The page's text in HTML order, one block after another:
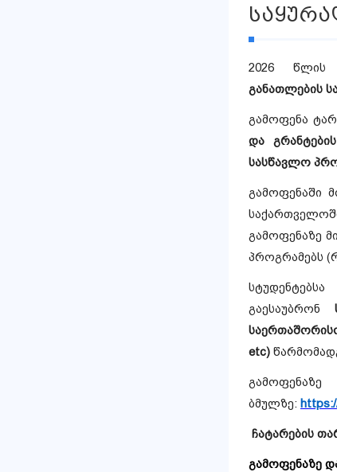
2026
განათლების
გამოფენა
და
სასწავლო
გამოფენაში
გამოფენაზე
პროგრამებს
გაესაუბრონ
etc)
ბმულზე:
ჩატარების
გამოფენაზე